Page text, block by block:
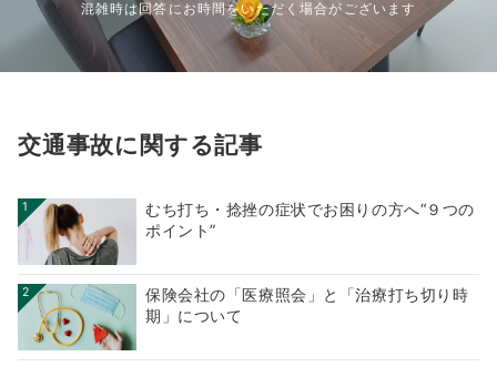
混雑時は回答にお時間をいただく場合がございます
交通事故に関する記事
1
むち打ち・捻挫の症状でお困りの方へ“９つの
ポイント”
2
保険会社の「医療照会」と「治療打ち切り時
期」について